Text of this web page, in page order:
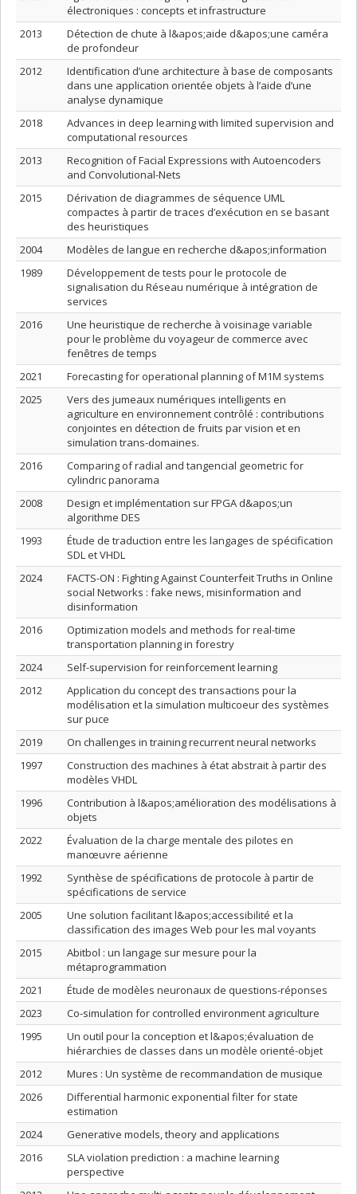
électroniques : concepts et infrastructure
2013
Détection de chute à l&apos;aide d&apos;une caméra
de profondeur
2012
Identification d’une architecture à base de composants
dans une application orientée objets à l’aide d’une
analyse dynamique
2018
Advances in deep learning with limited supervision and
computational resources
2013
Recognition of Facial Expressions with Autoencoders
and Convolutional-Nets
2015
Dérivation de diagrammes de séquence UML
compactes à partir de traces d’exécution en se basant
des heuristiques
2004
Modèles de langue en recherche d&apos;information
1989
Développement de tests pour le protocole de
signalisation du Réseau numérique à intégration de
services
2016
Une heuristique de recherche à voisinage variable
pour le problème du voyageur de commerce avec
fenêtres de temps
2021
Forecasting for operational planning of M1M systems
2025
Vers des jumeaux numériques intelligents en
agriculture en environnement contrôlé : contributions
conjointes en détection de fruits par vision et en
simulation trans-domaines.
2016
Comparing of radial and tangencial geometric for
cylindric panorama
2008
Design et implémentation sur FPGA d&apos;un
algorithme DES
1993
Étude de traduction entre les langages de spécification
SDL et VHDL
2024
FACTS-ON : Fighting Against Counterfeit Truths in Online
social Networks : fake news, misinformation and
disinformation
2016
Optimization models and methods for real-time
transportation planning in forestry
2024
Self-supervision for reinforcement learning
2012
Application du concept des transactions pour la
modélisation et la simulation multicoeur des systèmes
sur puce
2019
On challenges in training recurrent neural networks
1997
Construction des machines à état abstrait à partir des
modèles VHDL
1996
Contribution à l&apos;amélioration des modélisations à
objets
2022
Évaluation de la charge mentale des pilotes en
manœuvre aérienne
1992
Synthèse de spécifications de protocole à partir de
spécifications de service
2005
Une solution facilitant l&apos;accessibilité et la
classification des images Web pour les mal voyants
2015
Abitbol : un langage sur mesure pour la
métaprogrammation
2021
Étude de modèles neuronaux de questions-réponses
2023
Co-simulation for controlled environment agriculture
1995
Un outil pour la conception et l&apos;évaluation de
hiérarchies de classes dans un modèle orienté-objet
2012
Mures : Un système de recommandation de musique
2026
Differential harmonic exponential filter for state
estimation
2024
Generative models, theory and applications
2016
SLA violation prediction : a machine learning
perspective